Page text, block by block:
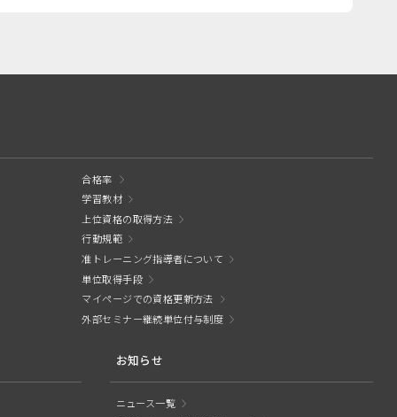
合格率
学習教材
上位資格の取得方法
行動規範
准トレーニング指導者について
単位取得手段
マイページでの資格更新方法
外部セミナー継続単位付与制度
お知らせ
ニュース一覧